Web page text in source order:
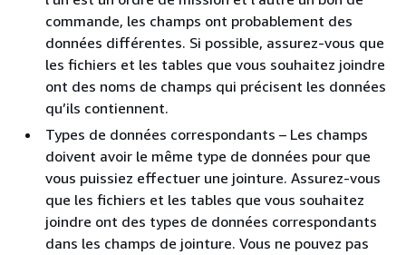
commande, les champs ont probablement des
données différentes. Si possible, assurez-vous que
les fichiers et les tables que vous souhaitez joindre
ont des noms de champs qui précisent les données
qu’ils contiennent.
Types de données correspondants – Les champs
doivent avoir le même type de données pour que
vous puissiez effectuer une jointure. Assurez-vous
que les fichiers et les tables que vous souhaitez
joindre ont des types de données correspondants
dans les champs de jointure. Vous ne pouvez pas